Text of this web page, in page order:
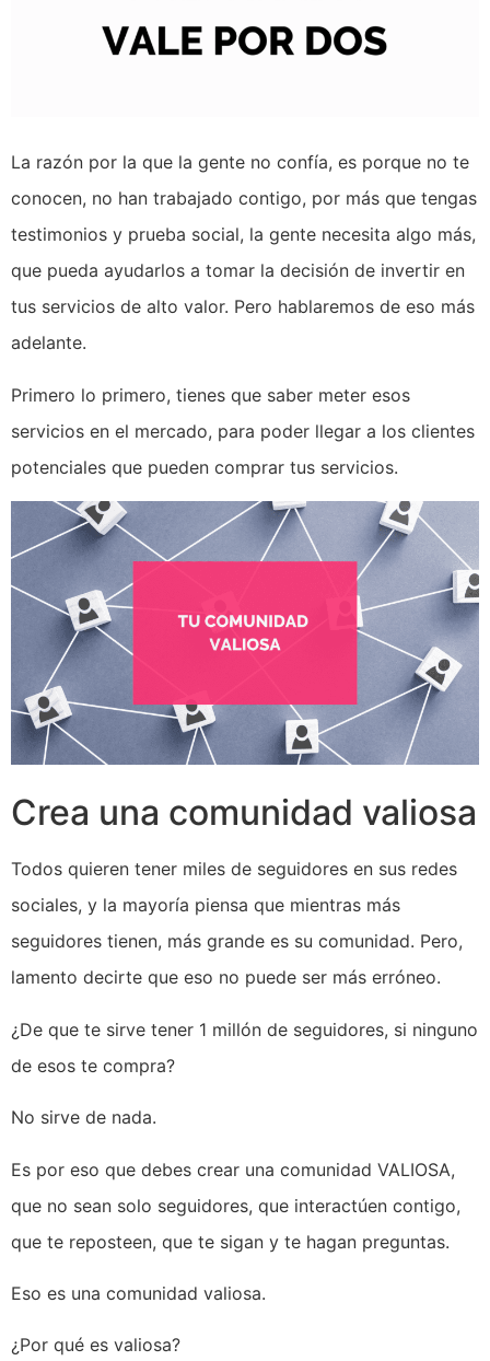
La razón por la que la gente no confía, es porque no te
conocen, no han trabajado contigo, por más que tengas
testimonios y prueba social, la gente necesita algo más,
que pueda ayudarlos a tomar la decisión de invertir en
tus servicios de alto valor. Pero hablaremos de eso más
adelante.
Primero lo primero, tienes que saber meter esos
servicios en el mercado, para poder llegar a los clientes
potenciales que pueden comprar tus servicios.
Crea una comunidad valiosa
Todos quieren tener miles de seguidores en sus redes
sociales, y la mayoría piensa que mientras más
seguidores tienen, más grande es su comunidad. Pero,
lamento decirte que eso no puede ser más erróneo.
¿De que te sirve tener 1 millón de seguidores, si ninguno
de esos te compra?
No sirve de nada.
Es por eso que debes crear una comunidad VALIOSA,
que no sean solo seguidores, que interactúen contigo,
que te reposteen, que te sigan y te hagan preguntas.
Eso es una comunidad valiosa.
¿Por qué es valiosa?